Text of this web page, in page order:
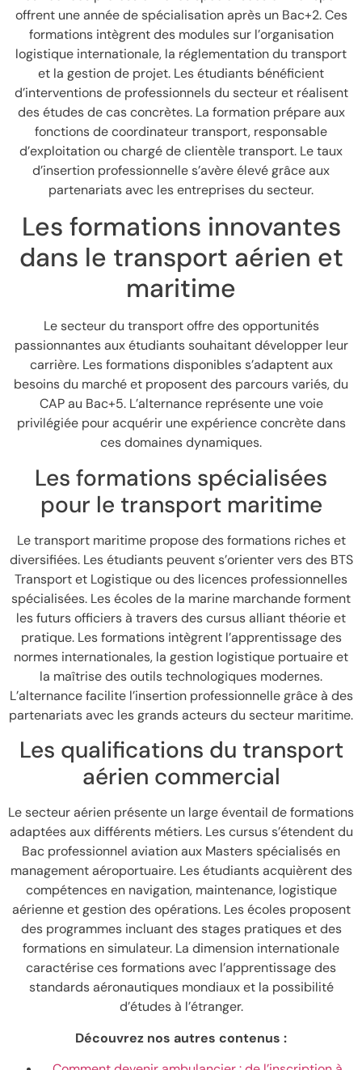
offrent une année de spécialisation après un Bac+2. Ces
formations intègrent des modules sur l’organisation
logistique internationale, la réglementation du transport
et la gestion de projet. Les étudiants bénéficient
d’interventions de professionnels du secteur et réalisent
des études de cas concrètes. La formation prépare aux
fonctions de coordinateur transport, responsable
d’exploitation ou chargé de clientèle transport. Le taux
d’insertion professionnelle s’avère élevé grâce aux
partenariats avec les entreprises du secteur.
Les formations innovantes
dans le transport aérien et
maritime
Le secteur du transport offre des opportunités
passionnantes aux étudiants souhaitant développer leur
carrière. Les formations disponibles s’adaptent aux
besoins du marché et proposent des parcours variés, du
CAP au Bac+5. L’alternance représente une voie
privilégiée pour acquérir une expérience concrète dans
ces domaines dynamiques.
Les formations spécialisées
pour le transport maritime
Le transport maritime propose des formations riches et
diversifiées. Les étudiants peuvent s’orienter vers des BTS
Transport et Logistique ou des licences professionnelles
spécialisées. Les écoles de la marine marchande forment
les futurs officiers à travers des cursus alliant théorie et
pratique. Les formations intègrent l’apprentissage des
normes internationales, la gestion logistique portuaire et
la maîtrise des outils technologiques modernes.
L’alternance facilite l’insertion professionnelle grâce à des
partenariats avec les grands acteurs du secteur maritime.
Les qualifications du transport
aérien commercial
Le secteur aérien présente un large éventail de formations
adaptées aux différents métiers. Les cursus s’étendent du
Bac professionnel aviation aux Masters spécialisés en
management aéroportuaire. Les étudiants acquièrent des
compétences en navigation, maintenance, logistique
aérienne et gestion des opérations. Les écoles proposent
des programmes incluant des stages pratiques et des
formations en simulateur. La dimension internationale
caractérise ces formations avec l’apprentissage des
standards aéronautiques mondiaux et la possibilité
d’études à l’étranger.
Découvrez nos autres contenus :